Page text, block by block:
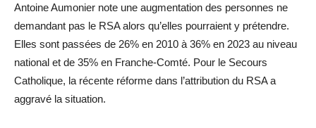
Antoine Aumonier note une augmentation des personnes ne
demandant pas le RSA alors qu’elles pourraient y prétendre.
Elles sont passées de 26% en 2010 à 36% en 2023 au niveau
national et de 35% en Franche-Comté. Pour le Secours
Catholique, la récente réforme dans l’attribution du RSA a
aggravé la situation.